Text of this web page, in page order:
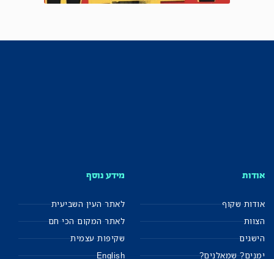
אודות
אודות שקוף
הצוות
הישגים
ימנים? שמאלנים?
מידע נוסף
לאתר העין השביעית
לאתר המקום הכי חם
שקיפות עצמית
English